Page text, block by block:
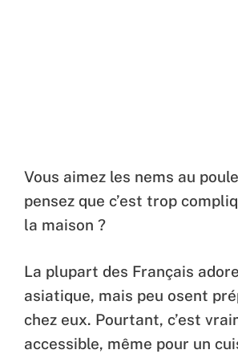
Vous aimez les nems au
pensez que c’est trop
la maison ?
La plupart des Français
asiatique, mais peu osent
chez eux. Pourtant, c’est
accessible, même pour un